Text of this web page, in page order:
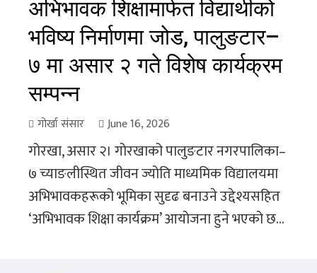
अभिभावक शिक्षामार्फत विद्यार्थीको
भविष्य निर्माणमा जोड, पालुङटार–
७ मा असार २ गते विशेष कार्यक्रम
सम्पन्न
गोर्खा संसार June 16, 2026
गोरखा, असार २। गोरखाको पालुङटार नगरपालिका–
७ च्याङलीस्थित जीवन ज्योति माध्यमिक विद्यालयमा
अभिभावकहरूको भूमिका सुदृढ बनाउने उद्देश्यसहित
‘अभिभावक शिक्षा कार्यक्रम’ आयोजना हुने भएको छ...